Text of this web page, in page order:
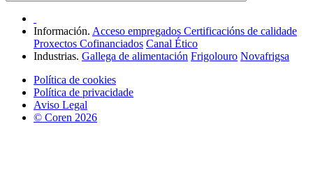
Información. Acceso empregados Certificacións de calidade
Proxectos Cofinanciados Canal Ético
Industrias. Gallega de alimentación Frigolouro Novafrigsa
Política de cookies
Política de privacidade
Aviso Legal
© Coren 2026